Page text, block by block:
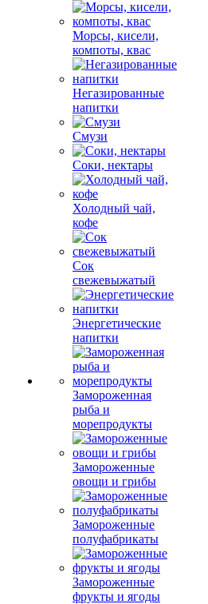
Морсы, кисели,
компоты, квас
Негазированные
напитки
Смузи
Соки, нектары
Холодный чай,
кофе
Сок
свежевыжатый
Энергетические
напитки
Замороженная
рыба и
морепродукты
Замороженные
овощи и грибы
Замороженные
полуфабрикаты
Замороженные
фрукты и ягоды